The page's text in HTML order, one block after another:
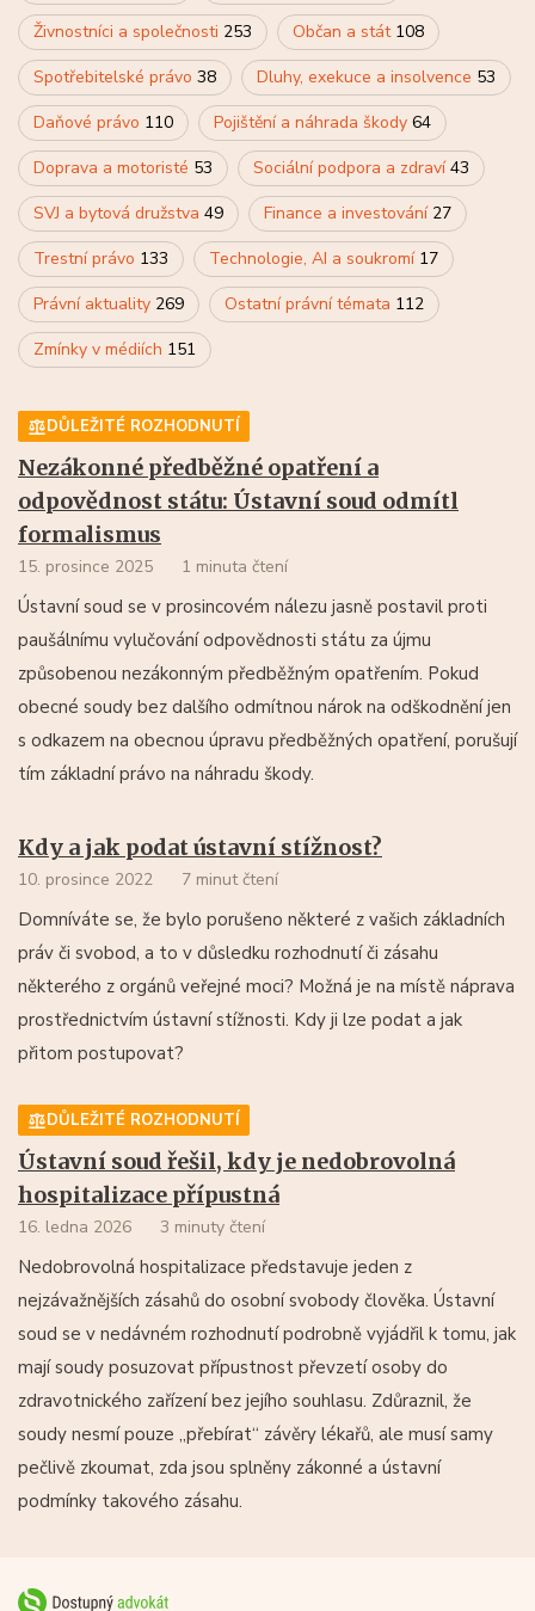
Živnostníci a společnosti 253 Občan a stát 108
Spotřebitelské právo 38 Dluhy, exekuce a insolvence 53
Daňové právo 110 Pojištění a náhrada škody 64
Doprava a motoristé 53 Sociální podpora a zdraví43
SVJ a bytová družstva 49 Finance a investování 27
Trestní právo 133 Technologie, AI a soukromí 17
Právní aktuality 269 Ostatní právní témata 112
Zmínky v médiích 151
DŮLEŽITÉ ROZHODNUTÍ
Nezákonné předběžné opatření a
odpovědnost státu: Ústavní soud odmítl
formalismus
15. prosince 2025 1 minuta čtení
Ústavní soud se v prosincovém nálezu jasně postavil proti
paušálnímu vylučování odpovědnosti státu za újmu
způsobenou nezákonným předběžným opatřením. Pokud
obecné soudy bez dalšího odmítnou nárok na odškodnění jen
s odkazem na obecnou úpravu předběžných opatření, porušují
tím základní právo na náhradu škody.
Kdy a jak podat ústavní stížnost?
10. prosince 2022 7 minut čtení
Domníváte se, že bylo porušeno některé z vašich základních
práv či svobod, a to v důsledku rozhodnutí či zásahu
některého z orgánů veřejné moci? Možná je na místě náprava
prostřednictvím ústavní stížnosti. Kdy ji lze podat a jak
přitom postupovat?
DŮLEŽITÉ ROZHODNUTÍ
Ústavní soud řešil, kdy je nedobrovolná
hospitalizace přípustná
16. ledna 2026 3 minuty čtení
Nedobrovolná hospitalizace představuje jeden z
nejzávažnějších zásahů do osobní svobody člověka. Ústavní
soud se v nedávném rozhodnutí podrobně vyjádřil k tomu, jak
mají soudy posuzovat přípustnost převzetí osoby do
zdravotnického zařízení bez jejího souhlasu. Zdůraznil, že
soudy nesmí pouze „přebírat“ závěry lékařů, ale musí samy
pečlivě zkoumat, zda jsou splněny zákonné a ústavní
podmínky takového zásahu.